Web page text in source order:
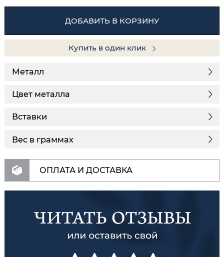
ДОБАВИТЬ В КОРЗИНУ
Купить в один клик
Металл
Цвет металла
Вставки
Вес в граммах
ОПЛАТА И ДОСТАВКА